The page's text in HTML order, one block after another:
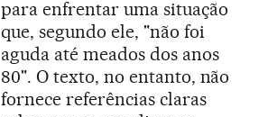
para enfrentar uma situação
que, segundo ele, "não foi
aguda até meados dos anos
80". O texto, no entanto, não
fornece referências claras